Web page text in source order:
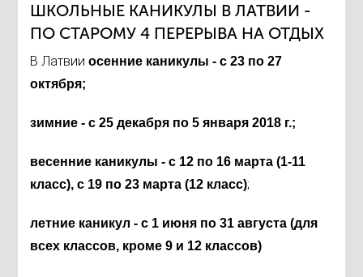
ШКОЛЬНЫЕ КАНИКУЛЫ В ЛАТВИИ -
ПО СТАРОМУ 4 ПЕРЕРЫВА НА ОТДЫХ
В Латвии осенние каникулы - с23 по27
октября;
зимние - с 25 декабря по 5 января 2018 г.;
весенние каникулы -с 12 по 16 марта (1-11
класс),с 19 по23 марта (12 класс);
летние каникул - с 1 июня по31 августа (для
всех классов, кроме 9 и 12 классов)